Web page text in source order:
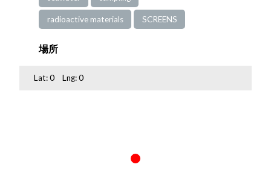
radioactive materials SCREENS
場所
Lat:0 Lng:0